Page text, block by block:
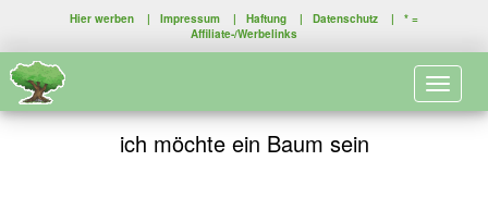
Hier werben | Impressum | Haftung | Datenschutz | * =
Affiliate-/Werbelinks
ich möchte ein Baum sein